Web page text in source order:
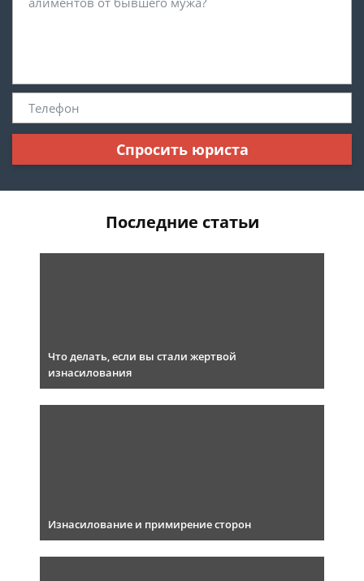
Спросить юриста
Последние статьи
Что делать, если вы стали жертвой
изнасилования
Изнасилование и примирение сторон